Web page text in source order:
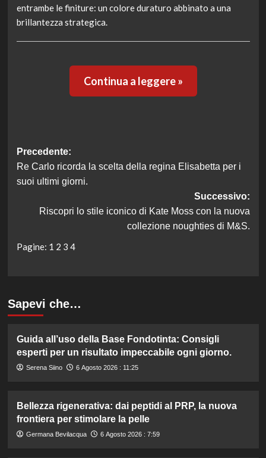
entrambe le finiture: un colore duraturo abbinato a una
brillantezza strategica.
Continua a leggere »
Navigazione
articolo
Precedente:
Re Carlo ricorda la scelta della regina Elisabetta per i
suoi ultimi giorni.
Successivo:
Riscopri lo stile iconico di Kate Moss con la nuova
collezione noughties di M&S.
Pagine: 1 2 3 4
Sapevi che…
Guida all’uso della Base Fondotinta: Consigli
esperti per un risultato impeccabile ogni giorno.
Serena Siino 6 Agosto 2026 : 11:25
Bellezza rigenerativa: dai peptidi al PRP, la nuova
frontiera per stimolare la pelle
Germana Bevilacqua 6 Agosto 2026 : 7:59